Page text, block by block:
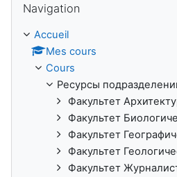
Navigation
Accueil
Mes cours
Cours
Ресурсы
Факультет
Факультет
Факультет
Факультет
Факультет